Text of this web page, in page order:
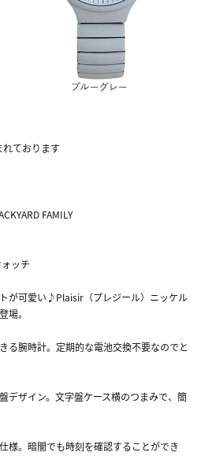
ております
FAMILY
ッチ
が可愛い♪Plaisir（プレジール）ニッケル
場。
る腕時計。定期的な電池交換不要なのでと
デザイン。文字盤ケース横のつまみで、簡
様。暗闇でも時刻を確認することができ